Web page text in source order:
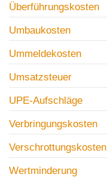
Überführungskosten
Umbaukosten
Ummeldekosten
Umsatzsteuer
UPE-Aufschläge
Verbringungskosten
Verschrottungskosten
Wertminderung